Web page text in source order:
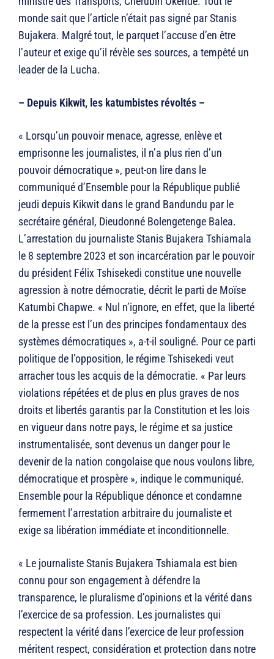
monde sait que l’article n’était pas signé par Stanis
Bujakera. Malgré tout, le parquet l’accuse d’en être
l’auteur et exige qu’il révèle ses sources, a tempêté un
leader de la Lucha.
– Depuis Kikwit, les katumbistes révoltés –
« Lorsqu’un pouvoir menace, agresse, enlève et
emprisonne les journalistes, il n’a plus rien d’un
pouvoir démocratique », peut-on lire dans le
communiqué d’Ensemble pour la République publié
jeudi depuis Kikwit dans le grand Bandundu par le
secrétaire général, Dieudonné Bolengetenge Balea.
L’arrestation du journaliste Stanis Bujakera Tshiamala
le 8 septembre 2023 et son incarcération par le pouvoir
du président Félix Tshisekedi constitue une nouvelle
agression à notre démocratie, décrit le parti de Moïse
Katumbi Chapwe. « Nul n’ignore, en effet, que la liberté
de la presse est l’un des principes fondamentaux des
systèmes démocratiques », a-t-il souligné. Pour ce parti
politique de l’opposition, le régime Tshisekedi veut
arracher tous les acquis de la démocratie. « Par leurs
violations répétées et de plus en plus graves de nos
droits et libertés garantis par la Constitution et les lois
en vigueur dans notre pays, le régime et sa justice
instrumentalisée, sont devenus un danger pour le
devenir de la nation congolaise que nous voulons libre,
démocratique et prospère », indique le communiqué.
Ensemble pour la République dénonce et condamne
fermement l’arrestation arbitraire du journaliste et
exige sa libération immédiate et inconditionnelle.
« Le journaliste Stanis Bujakera Tshiamala est bien
connu pour son engagement à défendre la
transparence, le pluralisme d’opinions et la vérité dans
l’exercice de sa profession. Les journalistes qui
respectent la vérité dans l’exercice de leur profession
méritent respect, considération et protection dans notre